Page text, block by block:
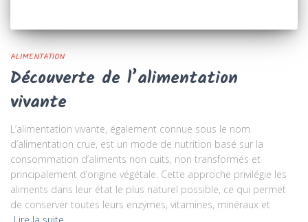
ALIMENTATION
Découverte de l’alimentation
vivante
L’alimentation vivante, également connue sous le nom
d’alimentation crue, est un mode de nutrition basé sur la
consommation d’aliments non cuits, non transformés et
principalement d’origine végétale. Cette approche privilégie les
aliments dans leur état le plus naturel possible, ce qui permet
de conserver toutes leurs enzymes, vitamines, minéraux et